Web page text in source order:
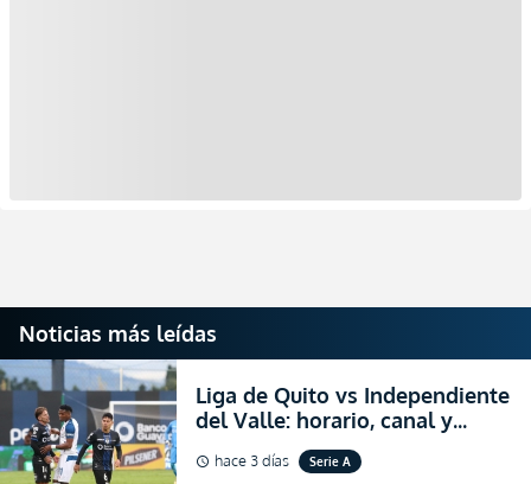
Noticias más leídas
Liga de Quito vs Independiente
del Valle: horario, canal y
dónde ver EN VIVO el
partidazo por la fecha 24 de la
schedule hace 3 días Serie A